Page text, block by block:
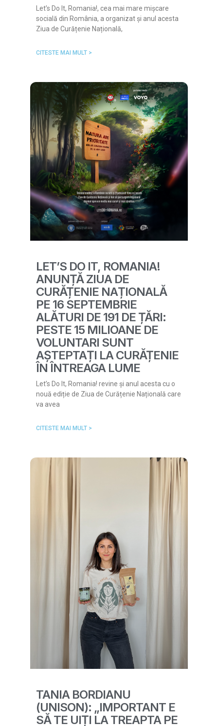
Let’s Do It, Romania!, cea mai mare mișcare
socială din România, a organizat și anul acesta
Ziua de Curățenie Națională,
CITESTE MAI MULT >
LET’S DO IT, ROMANIA!
ANUNȚĂ ZIUA DE
CURĂȚENIE NAȚIONALĂ
PE 16 SEPTEMBRIE
ALĂTURI DE 191 DE ȚĂRI:
PESTE 15 MILIOANE DE
VOLUNTARI SUNT
AȘTEPTAȚI LA CURĂȚENIE
ÎN ÎNTREAGA LUME
Let’s Do It, Romania! revine și anul acesta cu o
nouă ediție de Ziua de Curățenie Națională care
va avea
CITESTE MAI MULT >
TANIA BORDIANU
(UNISON): „IMPORTANT E
SĂ TE UIȚI LA TREAPTA PE